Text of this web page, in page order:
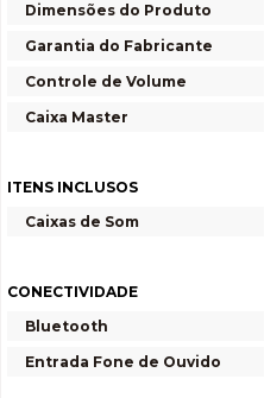
Dimensões do Produto
Garantia do Fabricante
Controle de Volume
Caixa Master
ITENS INCLUSOS
Caixas de Som
CONECTIVIDADE
Bluetooth
Entrada Fone de Ouvido